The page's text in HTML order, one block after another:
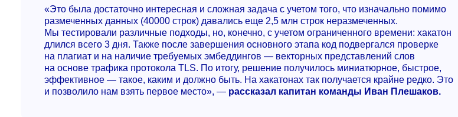
«Это была достаточно интересная и сложная задача с учетом того, что изначально помимо
размеченных данных (40000 строк) давались еще 2,5 млн строк неразмеченных.
Мы тестировали различные подходы, но, конечно, с учетом ограниченного времени: хакатон
длился всего 3 дня. Также после завершения основного этапа код подвергался проверке
на плагиат и на наличие требуемых эмбеддингов — векторных представлений слов
на основе трафика протокола TLS. По итогу, решение получилось миниатюрное, быстрое,
эффективное — такое, каким и должно быть. На хакатонах так получается крайне редко. Это
и позволило нам взять первое место», — рассказал капитан команды Иван Плешаков.